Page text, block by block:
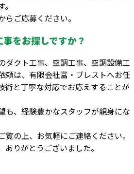
らご応募ください。
をお探しですか？
ダクト工事、空調工事、空調設備工
頼は、有限会社富・ブレストへお任
術と丁寧な対応でお応えすることが
も、経験豊かなスタッフが親身にな
覧の上、お気軽にご連絡ください。
りがとうございました。